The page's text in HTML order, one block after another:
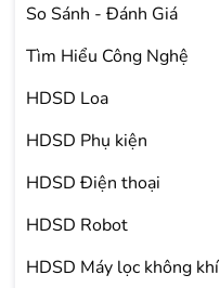
So Sánh - Đánh Giá
Tìm Hiểu Công Nghệ
HDSD Loa
HDSD Phụ kiện
HDSD Điện thoại
HDSD Robot
HDSD Máy lọc không khí